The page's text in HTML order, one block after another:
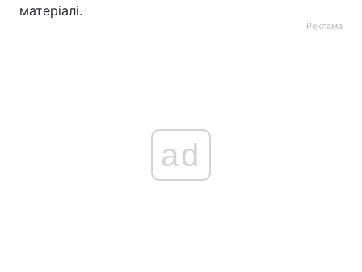
матеріалі.
Реклама
ad